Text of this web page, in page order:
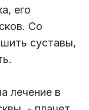
его
Со
суставы,
лечение в